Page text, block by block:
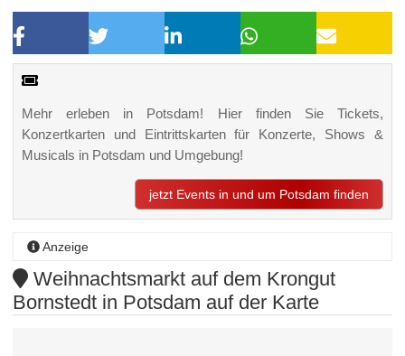
Mehr erleben in Potsdam! Hier finden Sie Tickets,
Konzertkarten und Eintrittskarten für Konzerte, Shows &
Musicals in Potsdam und Umgebung!
jetzt Events in und um Potsdam finden
Anzeige
Weihnachtsmarkt auf dem Krongut
Bornstedt in Potsdam auf der Karte